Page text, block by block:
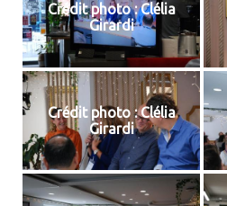
Crédit photo : Clélia
Girardi
Crédit photo : Clélia
Girardi